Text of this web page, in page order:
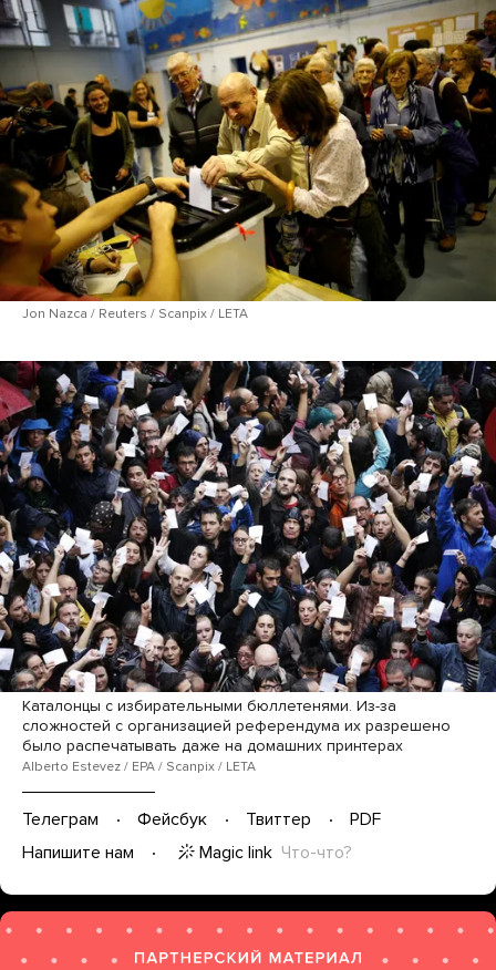
Jon Nazca / Reuters / Scanpix / LETA
Каталонцы с избирательными бюллетенями. Из-за
сложностей с организацией референдума их разрешено
было распечатывать даже на домашних принтерах
Alberto Estevez / EPA / Scanpix / LETA
Телеграм Фейсбук Твиттер
PDF
Напишите нам
Magic link Что-что?